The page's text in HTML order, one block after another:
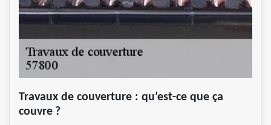
Travaux de couverture : qu’est-ce que ça
couvre ?